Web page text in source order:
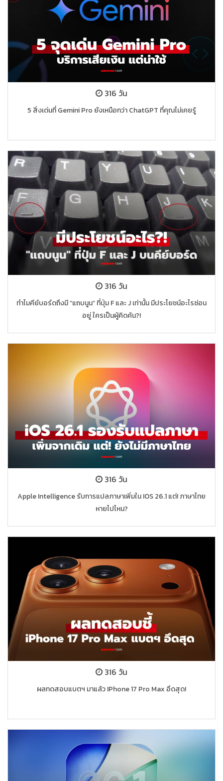
316 วัน
5 สิ่งเด่นที่ Gemini Pro ยังเหนือกว่า ChatGPT ที่คุณไม่เคยรู้
316 วัน
ทำไมคีย์บอร์ดถึงมี “แถบนูน” ที่ปุ่ม F และ J เท่านั้น มีประโยชน์อะไรซ่อน
อยู่ ใครเป็นผู้คิดค้น?!
316 วัน
Apple Intelligence รับการแปลภาษาเพิ่มใน IOS 26.1 แต่! ภาษาไทย
หายไปไหน?
316 วัน
ผลทดสอบแบตฯ มาแล้ว IPhone 17 Pro Max อึดสุด!